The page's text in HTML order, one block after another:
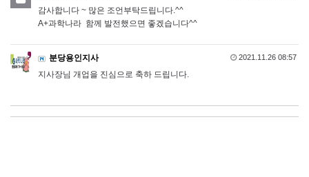
감사합니다 ~ 많은 조언부탁드립니다.^^
A+과학나라 함께 발전했으면 좋겠습니다^^
분당용인지사 2021.11.26 08:57
지사장님 개업을 진심으로 축하 드립니다.